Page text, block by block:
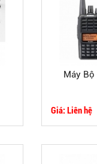
Máy
Giá: Liên hệ